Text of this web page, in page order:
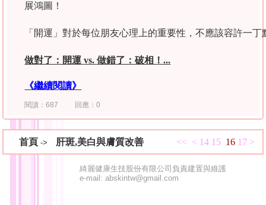
展鴻圖！
「開運」對於每位朋友心理上的重要性，不應該容許一丁
做對了：開運 vs.
《繼續閱讀》
閱讀：687 回應：0
首頁 -> 肝斑,美白與膚質改善 << < 14 15 16 17 >
綺麗健康生技股份有限公司負責建置與維護
e-mail: abskintw@gmail.com